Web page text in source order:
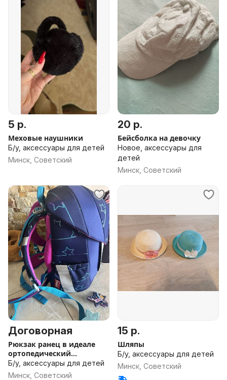
5 р.
Меховые наушники
Б/у, аксессуары для детей
Минск, Советский
20 р.
Бейсболка на девочку
Новое, аксессуары для
детей
Минск, Советский
Договорная
Рюкзак ранец в идеале
ортопедический
школьный
Б/у, аксессуары для детей
Минск, Советский
15 р.
Шляпы
Б/у, аксессуары для детей
Минск, Советский